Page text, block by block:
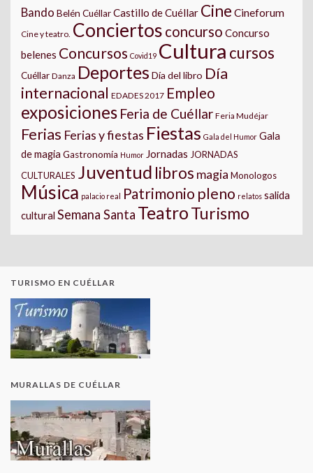
Bando Belén CuéllarCastillo de Cuéllar Cine Cineforum
Cine y teatro. Conciertos concurso Concurso
belenes Concursos Covid19 Cultura cursos
Cuéllar Danza Deportes Día del libro Día
internacional EDADES 2017 Empleo
exposiciones Feria de Cuéllar Feria Mudéjar
Ferias Ferias y fiestas Fiestas Gala del Humor Gala
de magia Gastronomía Humor Jornadas JORNADAS
CULTURALES Juventud libros magia Monologos
Música palacio real Patrimonio pleno relatos salida
cultural Semana Santa TeatroTurismo
TURISMO EN CUÉLLAR
MURALLAS DE CUÉLLAR